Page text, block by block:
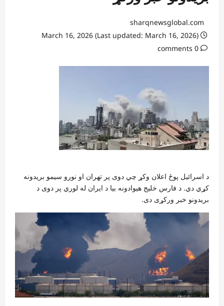
sharqnewsglobal.com
0 comments
د اسرائيل پوځ اعلان وکړ چي دوی پر تهران او نورو سیمو بريدونه
کړي دي. د فارس خلیج هیوادونه بیا د ایران له لوري پر دوی د
بریدونو خبر ورکړی دی.